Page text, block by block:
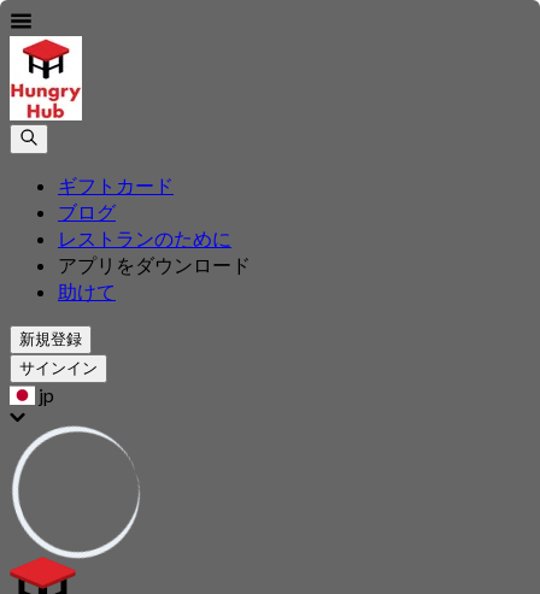
ギフトカード
ブログ
レストランのために
アプリをダウンロード
助けて
新規登録
サインイン
jp